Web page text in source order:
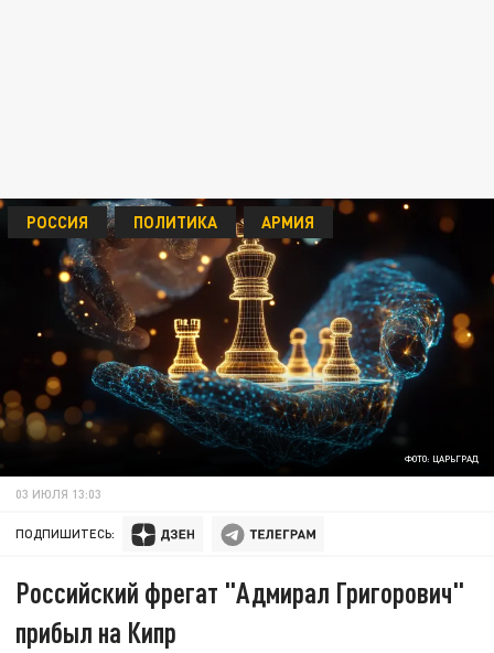
ФОТО: ЦАРЬГРАД
РОССИЯ ПОЛИТИКА АРМИЯ
03 ИЮЛЯ 13:03
ПОДПИШИТЕСЬ:
Российский фрегат "Адмирал Григорович"
прибыл на Кипр